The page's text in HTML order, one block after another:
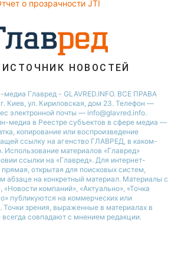
о прозрачности JTI
НОВОСТЕЙ
Главред - GLAVRED.INFO. ВСЕ ПРАВА
ул. Кириловская, дом 23. Телефон —
электронной почты — info@glavred.info.
медиа в Реестре cубъектов в сфере медиа —
копирование или воспроизведение
ссылку на агенство ГЛАВРЕД, в каком-
Использование материалов «Главред»
ссылки на «Главред». Для интернет-
прямая, открытая для поисковых систем,
абзаце на конкретный материал. Материалы с
компаний», «Актуально», «Точка
публикуются на коммерческих или
Точки зрения, выраженные в материалах в
совпадают с мнением редакции.